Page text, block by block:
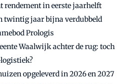
rendement in eerste jaarhelft
twintig jaar bijna verdubbeld
Prologis
Waalwijk achter de rug: toch
opgeleverd in 2026 en 2027